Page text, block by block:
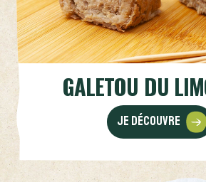
GALETOU DU
Je découvre